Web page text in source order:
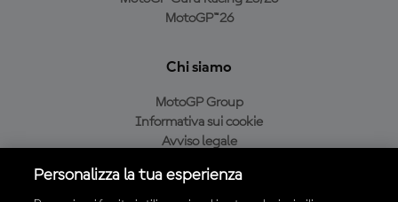
MotoGP™26
Chi siamo
MotoGP Group
Informativa sui cookie
Avviso legale
Condizioni di acquisto
Personalizza la tua esperienza